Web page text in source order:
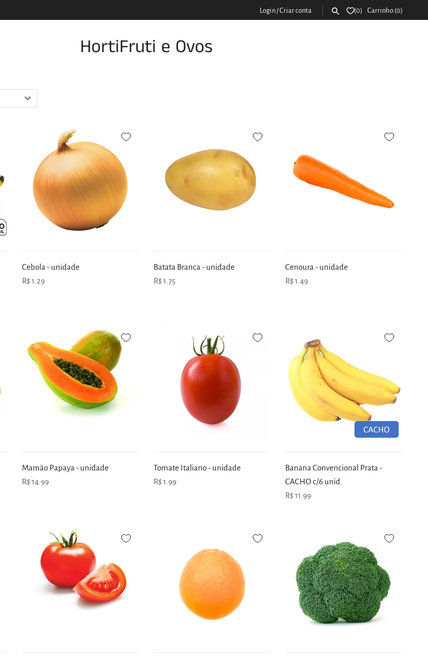
Login /Criar conta 0 Carrinho (0)
HortiFruti e Ovos
Cebola - unidade
R$ 1.29
Batata Branca - unidade
R$ 1.75
Cenoura - unidade
R$ 1.49
Mamão Papaya - unidade
R$ 14.99
Tomate Italiano - unidade
R$ 1.99
Banana Convencional Prata -
CACHO c/6 unid.
R$ 11.99